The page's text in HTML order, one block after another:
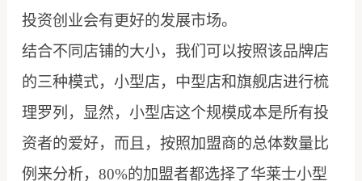
投资创业会有更好的发展市场。
结合不同店铺的大小，我们可以按照该品牌店
的三种模式，小型店，中型店和旗舰店进行梳
理罗列，显然，小型店这个规模成本是所有投
资者的爱好，而且，按照加盟商的总体数量比
例来分析，80%的加盟者都选择了华莱士小型